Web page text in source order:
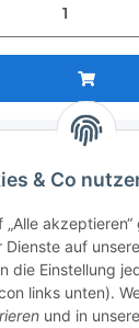
& Co
„Alle
auf
die Einstellung
links unten).
und in
ist die Stückzahl